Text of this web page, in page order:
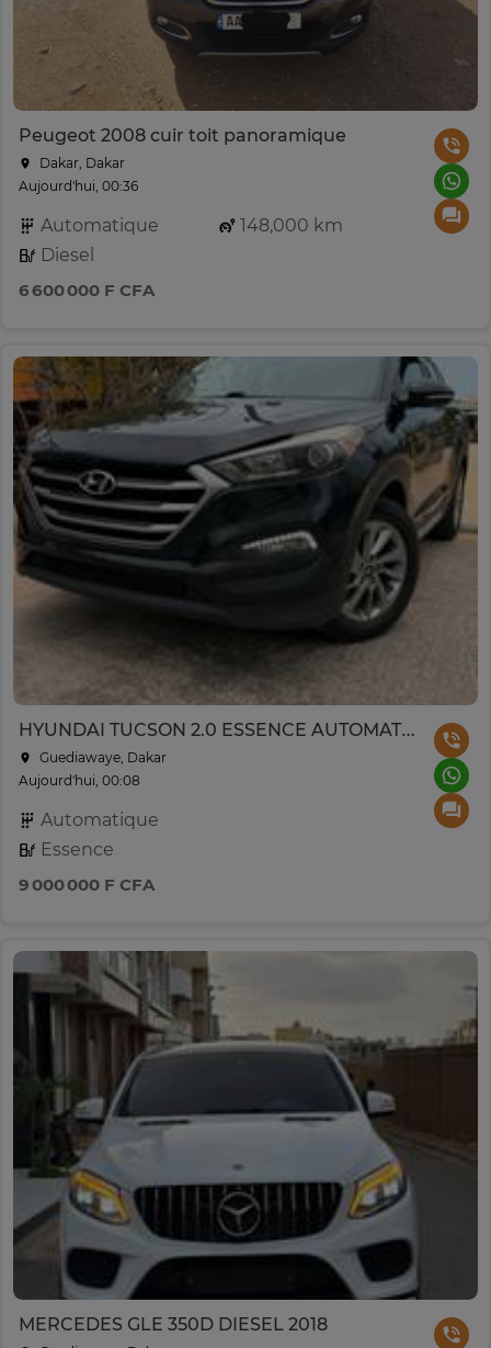
Peugeot 2008 cuir toit panoramique
Dakar, Dakar
Aujourd'hui, 00:36
Automatique
148,000 km
Diesel
6 600 000 F CFA
HYUNDAI TUCSON 2.0 ESSENCE AUTOMATIQUE 2017
Guediawaye, Dakar
Aujourd'hui, 00:08
Automatique
Essence
9 000 000 F CFA
MERCEDES GLE 350D DIESEL 2018